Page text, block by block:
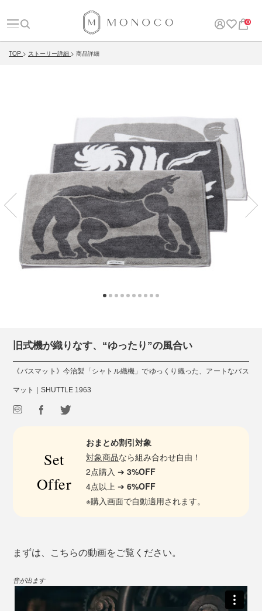
0
TOP ストーリー詳細 商品詳細
旧式機が織りなす、“ゆったり”の風合い
《バスマット》今治製「シャトル織機」でゆっくり織った、アートなバス
マット｜SHUTTLE 1963
Set
Offer
おまとめ割引対象
対象商品なら組み合わせ自由！
2点購入 ➔3%OFF
4点以上 ➔6%OFF
※購入画面で自動適用されます。
まずは、こちらの動画をご覧ください。
音が出ます